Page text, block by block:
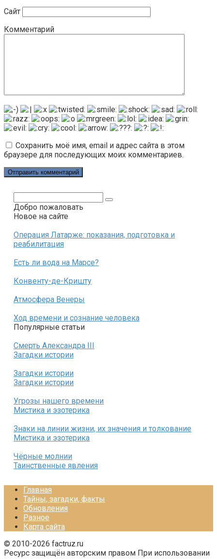
Сайт
Комментарий
Сохранить моё имя, email и адрес сайта в этом
браузере для последующих моих комментариев.
Добро пожаловать
Новое на сайте
Операция Латарже: показания, подготовка и
реабилитация
Есть ли вода на Марсе?
Конвенту-де-Кришту
Атмосфера Венеры
Ход времени и сознание человека
Популярные статьи
Смерть Александра III
Загадки истории
Загадки истории
Загадки истории
Угрозы нашего времени
Мистика и эзотерика
Знаки на линии жизни, их значения и толкование
Мистика и эзотерика
Чёрные молнии
Таинственные явления
Главная
Тайны, загадки, факты
Обновления
Разное
Карта сайта
© 2010-2026 factruz.ru
Ресурс защищён авторским правом При использовании